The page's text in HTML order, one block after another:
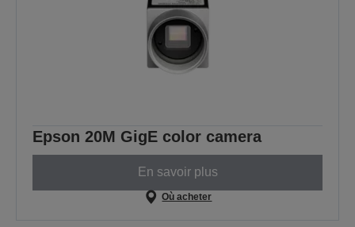
Epson 20M GigE color camera
En savoir plus
Où acheter